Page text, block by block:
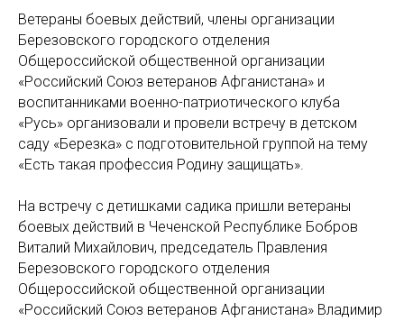
Ветераны боевых действий, члены организации
Березовского городского отделения
Общероссийской общественной организации
«Российский Союз ветеранов Афганистана» и
воспитанниками военно-патриотического клуба
«Русь» организовали и провели встречу в детском
саду «Березка» с подготовительной группой на тему
«Есть такая профессия Родину защищать».
На встречу с детишками садика пришли ветераны
боевых действий в Чеченской Республике Бобров
Виталий Михайлович, председатель Правления
Березовского городского отделения
Общероссийской общественной организации
«Российский Союз ветеранов Афганистана» Владимир